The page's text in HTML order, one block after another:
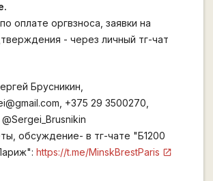
оплате оргвзноса, заявки на
- через личный тг-чат
Брусникин,
+375 29 3500270,
обсуждение- в тг-чате "Б1200
https://t.me/MinskBrestParis